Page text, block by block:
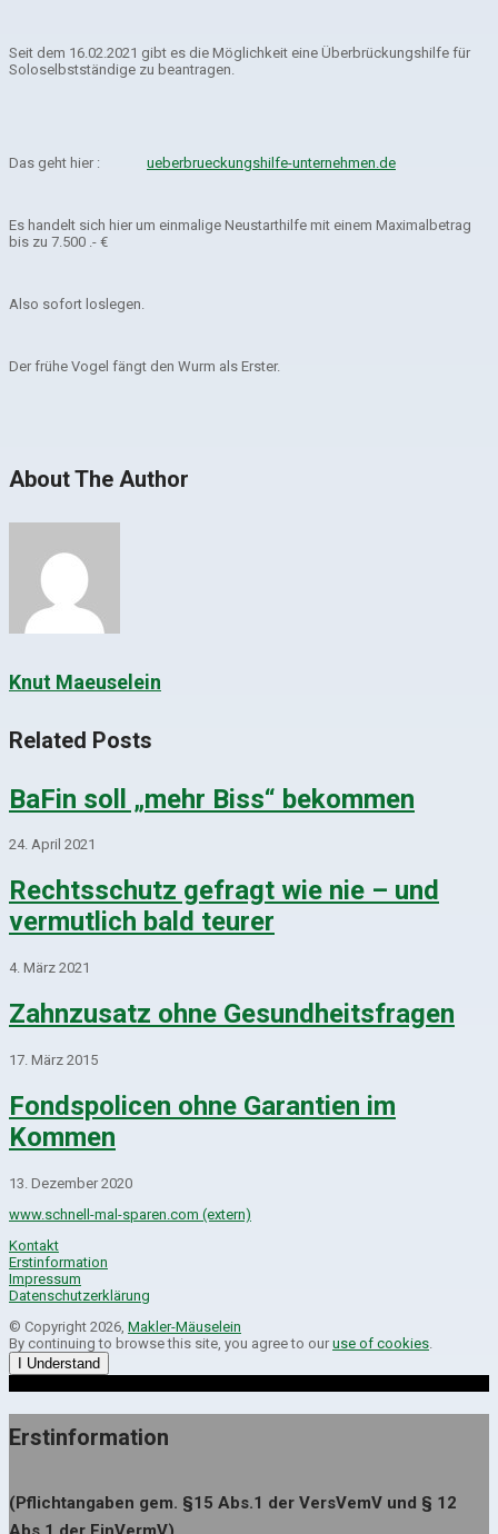
Seit dem 16.02.2021 gibt es die Möglichkeit eine Überbrückungshilfe für
Soloselbstständige zu beantragen.
Das geht hier : ueberbrueckungshilfe-unternehmen.de
Es handelt sich hier um einmalige Neustarthilfe mit einem Maximalbetrag
bis zu 7.500 .- €
Also sofort loslegen.
Der frühe Vogel fängt den Wurm als Erster.
About The Author
Knut Maeuselein
Related Posts
BaFin soll „mehr Biss“ bekommen
24. April 2021
Rechtsschutz gefragt wie nie – und
vermutlich bald teurer
4. März 2021
Zahnzusatz ohne Gesundheitsfragen
17. März 2015
Fondspolicen ohne Garantien im
Kommen
13. Dezember 2020
www.schnell-mal-sparen.com (extern)
Kontakt
Erstinformation
Impressum
Datenschutzerklärung
© Copyright 2026, Makler-Mäuselein
By continuing to browse this site, you agree to our use of cookies
I Understand
Erstinformation
(Pflichtangaben gem. §15 Abs.1 der VersVemV und § 12